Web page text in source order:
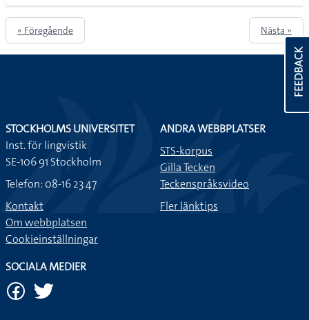
« Föregående Nästa »
FEEDBACK
STOCKHOLMS UNIVERSITET
Inst. för lingvistik
SE-106 91 Stockholm
Telefon: 08-16 23 47
Kontakt
Om webbplatsen
Cookieinställningar
ANDRA WEBBPLATSER
STS-korpus
Gilla Tecken
Teckenspråksvideo
Fler länktips
SOCIALA MEDIER